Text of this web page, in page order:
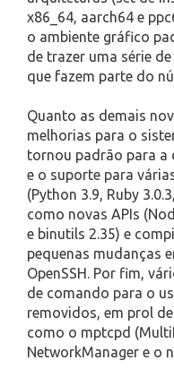
x86_64, aarch64 e
o ambiente gráfico
de trazer uma série
que fazem parte do
Quanto as demais
melhorias para o
tornou padrão para a
e o suporte para
(Python 3.9, Ruby
como novas APIs
e binutils 2.35) e
pequenas mudanças
OpenSSH. Por fim,
de comando para o
removidos, em prol
como o mptcpd
NetworkManager e o